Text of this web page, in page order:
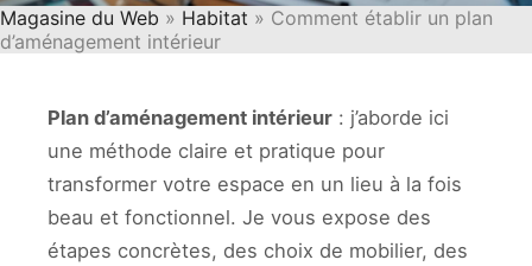
Magasine du Web » Habitat » Comment établir un plan
d’aménagement intérieur
Plan d’aménagement intérieur : j’aborde ici
une méthode claire et pratique pour
transformer votre espace en un lieu à la fois
beau et fonctionnel. Je vous expose des
étapes concrètes, des choix de mobilier, des